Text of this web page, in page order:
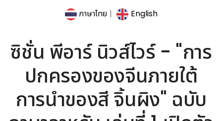
ภาษาไทย | English
ซิชั่น พีอาร์ นิวส์ไวร์ - "การ
ปกครองของจีนภายใต้
การนำของสี จิ้นผิง" ฉบับ